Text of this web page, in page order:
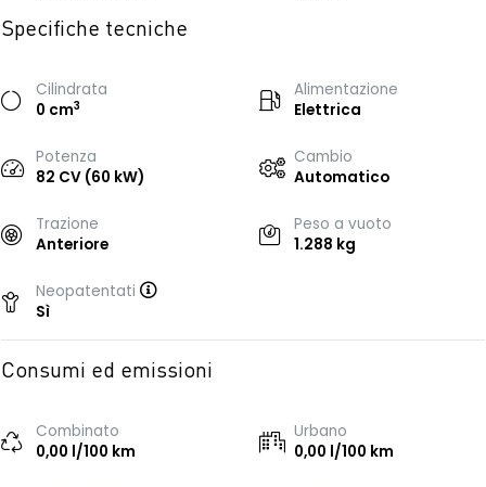
Specifiche tecniche
Cilindrata
0 cm3
Alimentazione
Elettrica
Potenza
82 CV (60 kW)
Cambio
Automatico
Trazione
Anteriore
Peso a vuoto
1.288 kg
Neopatentati
Sì
Consumi ed emissioni
Combinato
0,00 l/100 km
Urbano
0,00 l/100 km